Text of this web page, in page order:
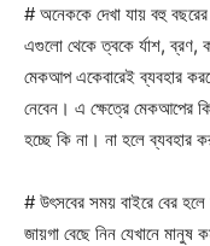
# অনেককে দেখা যায় বহু বছরের
এগুলো থেকে ত্বকে র্যাশ, ব্রণ,
মেকআপ একেবারেই ব্যবহার
নেবেন। এ ক্ষেত্রে মেকআপের
হচ্ছে কি না। না হলে ব্যবহার
# উৎসবের সময় বাইরে বের
জায়গা বেছে নিন যেখানে